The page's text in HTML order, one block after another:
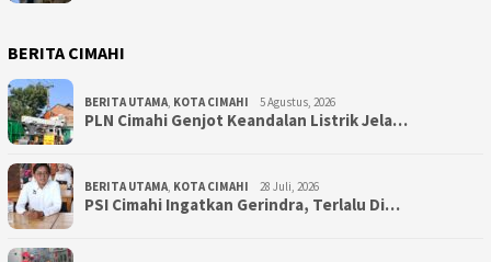
BERITA CIMAHI
BERITA UTAMA, KOTA CIMAHI 5 Agustus, 2026
PLN Cimahi Genjot Keandalan Listrik Jela…
BERITA UTAMA, KOTA CIMAHI 28 Juli, 2026
PSI Cimahi Ingatkan Gerindra, Terlalu Di…